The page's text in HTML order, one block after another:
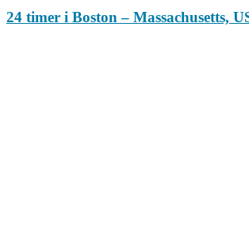
24 timer i Boston – Massachusetts,